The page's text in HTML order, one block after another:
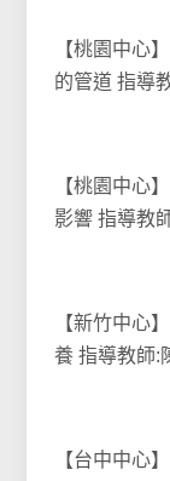
【桃園中心
的管道 指導
【桃園中心
影響 指導教
【新竹中心
養 指導教師:
【台中中心